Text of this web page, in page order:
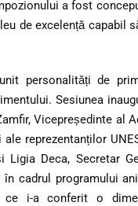
a fost
de excelență capabil
personalități de
Sesiunea
Vicepreședinte al
reprezentanților
Deca, Secretar
cadrul programului
i-a conferit o